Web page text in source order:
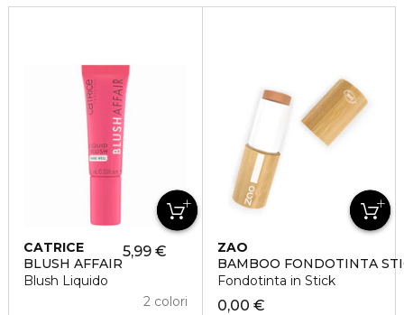
CATRICE
BLUSH AFFAIR
Blush Liquido
5,99 €
2 colori
ZAO
BAMBOO FONDOTINTA
Fondotinta in Stick
0,00 €